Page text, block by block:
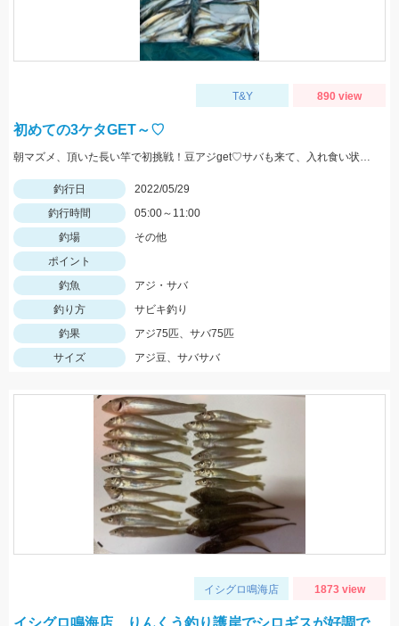
T&Y 890 view
初めての3ケタGET～♡
朝マズメ、頂いた長い竿で初挑戦！豆アジget♡サバも来て、入れ食い状態最高～！(笑) サイズ小さいから調理大変ですｗｗｗ
釣行日
2022/05/29
釣行時間
05:00～11:00
釣場
その他
ポイント
釣魚
アジ・サバ
釣り方
サビキ釣り
釣果
アジ75匹、サバ75匹
サイズ
アジ豆、サバサバ
イシグロ鳴海店 1873 view
イシグロ鳴海店 りんくう釣り護岸でシロギスが好調で